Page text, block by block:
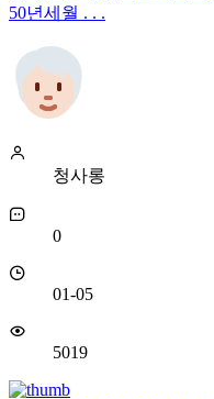
50년세월 . . .
청사롱
0
01-05
5019